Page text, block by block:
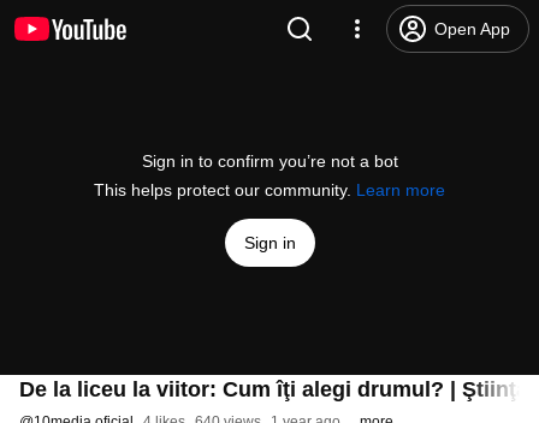
Open App
Sign in to confirm you’re not a bot
This helps protect our community. Learn more
Sign in
De la liceu la viitor: Cum îţi alegi drumul? |